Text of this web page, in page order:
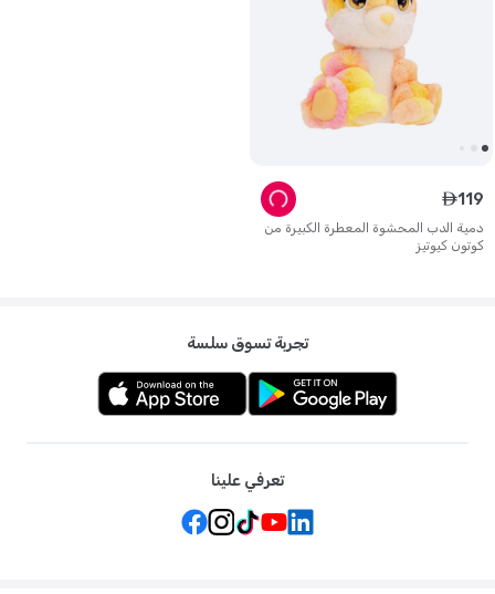
دمية الدب المحشوة المعطرة الكبيرة من
كوتون كيوتيز
ê119
تجربة تسوق سلسة
تعرفي علينا